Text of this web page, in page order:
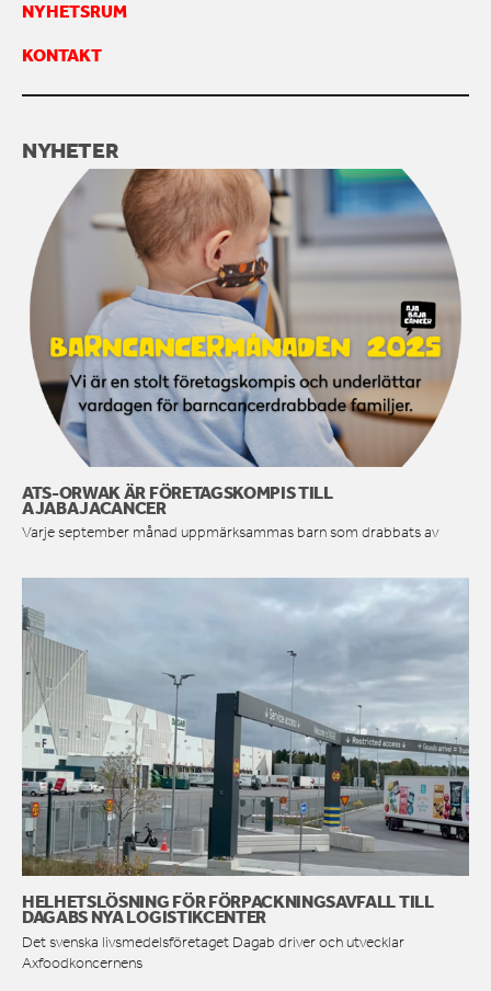
NYHETSRUM
KONTAKT
NYHETER
ATS-ORWAK ÄR FÖRETAGSKOMPIS TILL
AJABAJACANCER
Varje september månad uppmärksammas barn som drabbats av
HELHETSLÖSNING FÖR FÖRPACKNINGSAVFALL TILL
DAGABS NYA LOGISTIKCENTER
Det svenska livsmedelsföretaget Dagab driver och utvecklar
Axfoodkoncernens